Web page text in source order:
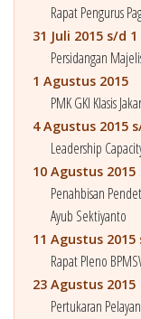
Rapat Pengurus
31 Juli 2015 s/d
Persidangan
1 Agustus 2015
PMK GKI Klasis
4 Agustus 2015
Leadership
10 Agustus 2015
Penahbisan
Ayub Sektiyanto
11 Agustus
Rapat Pleno
23 Agustus 2015
Pertukaran